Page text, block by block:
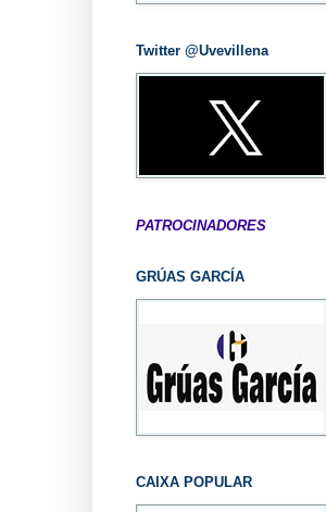
Twitter @Uvevillena
PATROCINADORES
GRÚAS GARCÍA
CAIXA POPULAR